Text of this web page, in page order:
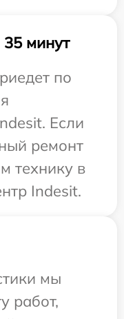
минут
по
Если
ремонт
технику в
Indesit.
мы
работ,